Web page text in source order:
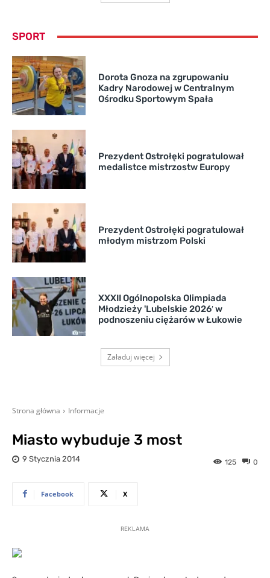
SPORT
Dorota Gnoza na zgrupowaniu
Kadry Narodowej w Centralnym
Ośrodku Sportowym Spała
Prezydent Ostrołęki pogratulował
medalistce mistrzostw Europy
Prezydent Ostrołęki pogratulował
młodym mistrzom Polski
XXXII Ogólnopolska Olimpiada
Młodzieży 'Lubelskie 2026′ w
podnoszeniu ciężarów w Łukowie
Załaduj więcej